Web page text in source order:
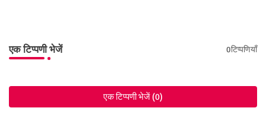
एक टिप्पणी भेजें 0टिप्पणियाँ
एक टिप्पणी भेजें (0)